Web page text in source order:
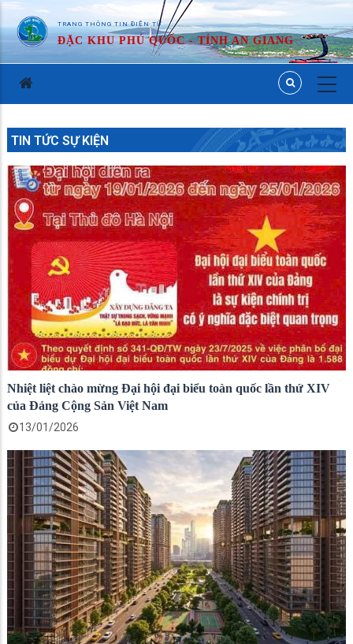
TRANG THÔNG TIN ĐIỆN TỬ
ĐẶC KHU PHÚ QUỐC - TỈNH AN GIANG
TIN TỨC SỰ KIỆN
Nhiệt liệt chào mừng Đại hội đại biểu toàn quốc lần thứ XIV
của Đảng Cộng Sản Việt Nam
13/01/2026